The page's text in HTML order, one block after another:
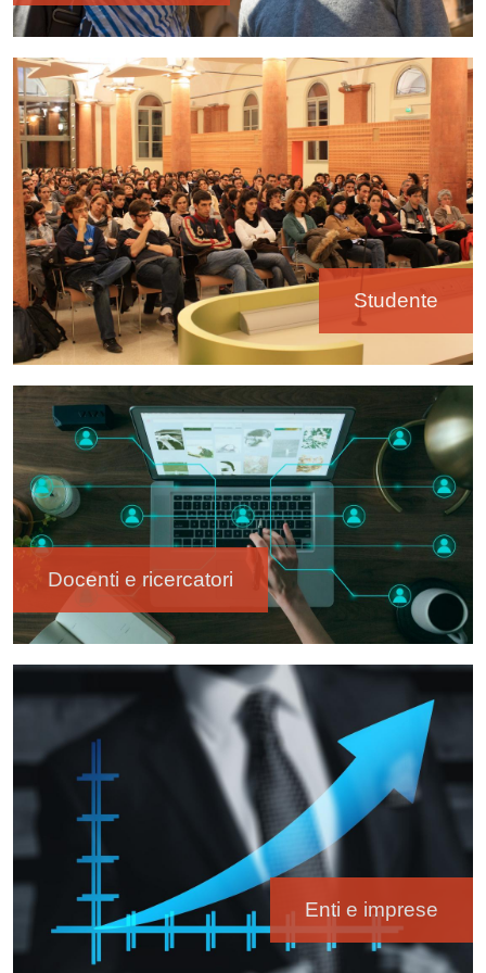
Immagine
Studente
Immagine
Docenti e ricercatori
Enti e imprese